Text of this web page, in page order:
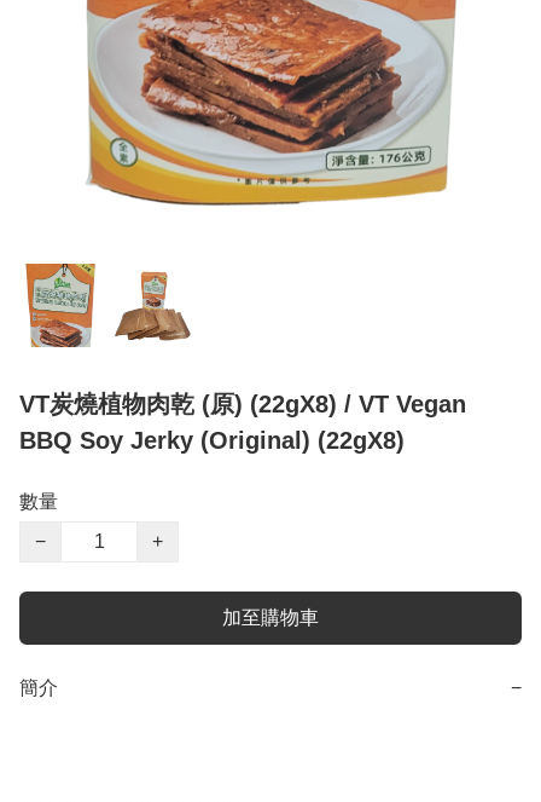
VT炭燒植物肉乾 (原) (22gX8) / VT Vegan
BBQ Soy Jerky (Original) (22gX8)
數量
−
+
加至購物車
簡介 −